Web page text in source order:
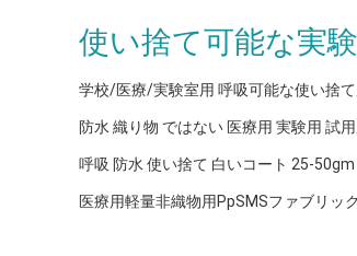
使い捨て可能な実
学校/医療/実験室用 呼吸可能な使い捨
防水 織り物 ではない 医療用 実験用 試
呼吸 防水 使い捨て 白いコート 25-50gm
医療用軽量非織物用PpSMSファブリック